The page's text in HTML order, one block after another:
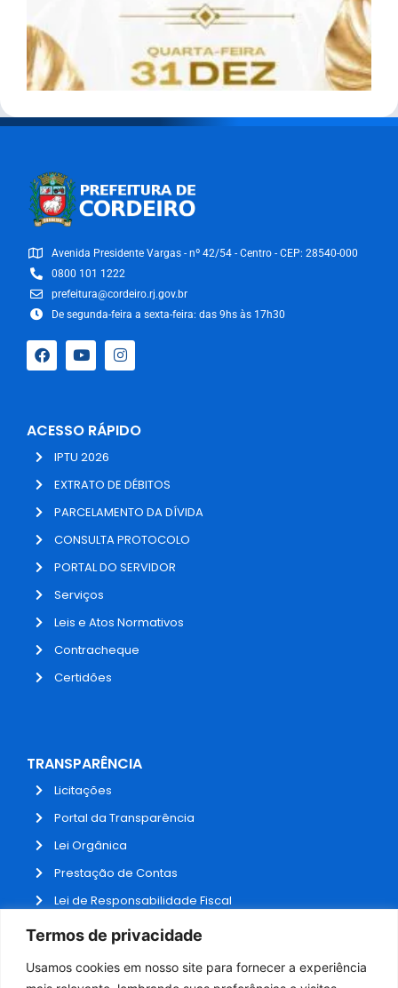
Termos de privacidade
Usamos cookies em nosso site para fornecer a experiência
Avenida Presidente Vargas - nº 42/54 - Centro - CEP: 28540-000
0800 101 1222
prefeitura@cordeiro.rj.gov.br
De segunda-feira a sexta-feira: das 9hs às 17h30
ACESSO RÁPIDO
IPTU 2026
EXTRATO DE DÉBITOS
PARCELAMENTO DA DÍVIDA
CONSULTA PROTOCOLO
PORTAL DO SERVIDOR
Serviços
Leis e Atos Normativos
Contracheque
Certidões
TRANSPARÊNCIA
Licitações
Portal da Transparência
Lei Orgânica
Prestação de Contas
Lei de Responsabilidade Fiscal
Receitas e Despesas
Fale Conosco